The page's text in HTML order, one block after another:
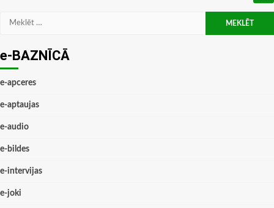
Meklēt:
e-BAZNĪCĀ
e-apceres
e-aptaujas
e-audio
e-bildes
e-intervijas
e-joki